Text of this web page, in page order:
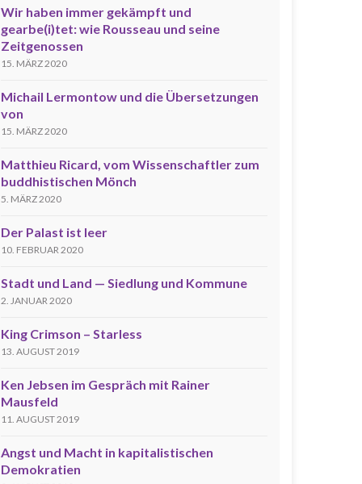
Wir haben immer gekämpft und
gearbe(i)tet: wie Rousseau und seine
Zeitgenossen
15. MÄRZ 2020
Michail Lermontow und die Übersetzungen
von
15. MÄRZ 2020
Matthieu Ricard, vom Wissenschaftler zum
buddhistischen Mönch
5. MÄRZ 2020
Der Palast ist leer
10. FEBRUAR 2020
Stadt und Land — Siedlung und Kommune
2. JANUAR 2020
King Crimson – Starless
13. AUGUST 2019
Ken Jebsen im Gespräch mit Rainer
Mausfeld
11. AUGUST 2019
Angst und Macht in kapitalistischen
Demokratien